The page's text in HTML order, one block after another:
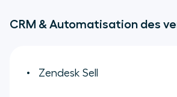
CRM & Automatisation des
Zendesk Sell